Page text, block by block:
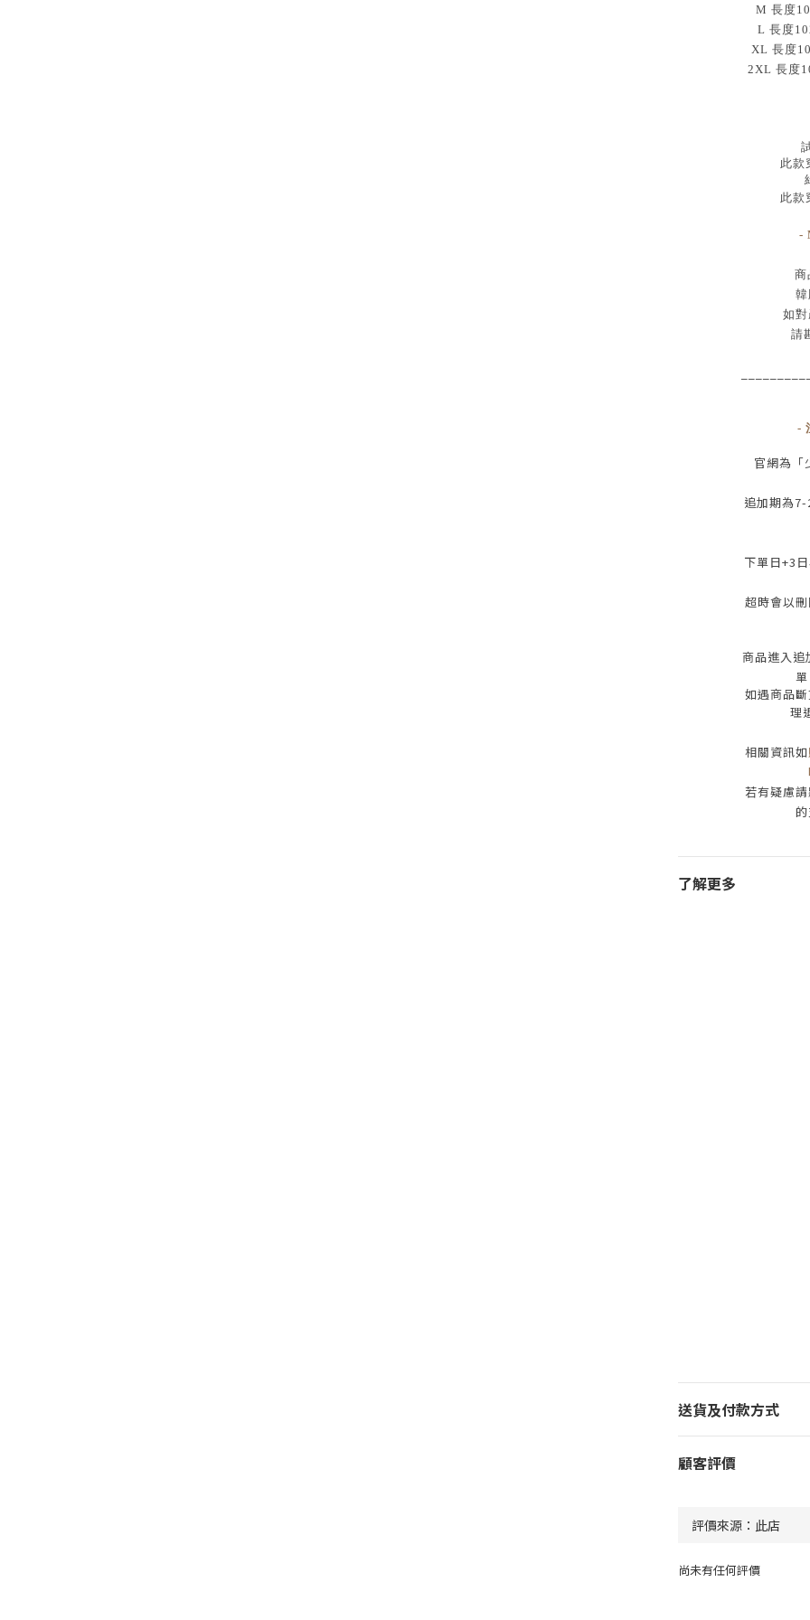
M 長度
L 長度
XL 長度
2XL 長度
此款
此款
-
商
如對
請
-
官網為
追加期為7-
下單日+3
超時會以
商品進入追
單
如遇商品
理
相關資訊如
若有疑慮
了解更多
送貨及付款方式
顧客評價
尚未有任何評價